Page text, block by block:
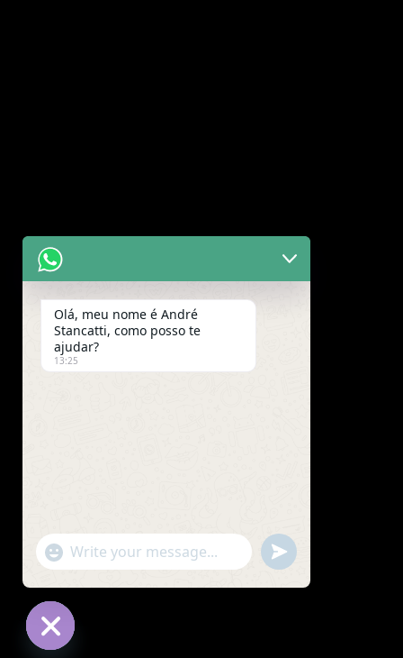
Olá, meu nome é André
Stancatti, como posso te
ajudar?
13:25
"+chaty_settings.lang.emoji_picker+"
WhatsApp
Message
undefined